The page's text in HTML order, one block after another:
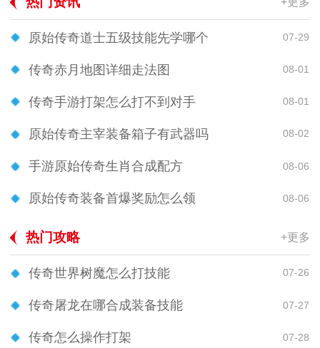
原始传奇道士五级技能先学哪个 07-29
传奇赤月地图详细走法图 08-01
传奇手游打架怎么打不到对手 08-01
原始传奇主宰装备箱子有武器吗 08-02
手游原始传奇生肖合成配方 08-06
原始传奇装备首爆奖励怎么领 08-06
热门攻略 +更多
传奇世界树魔怎么打技能 07-26
传奇屠龙在哪合成装备技能 07-27
传奇怎么操作打架 07-28